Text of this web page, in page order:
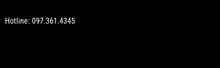
Hotline: 097.361.4345